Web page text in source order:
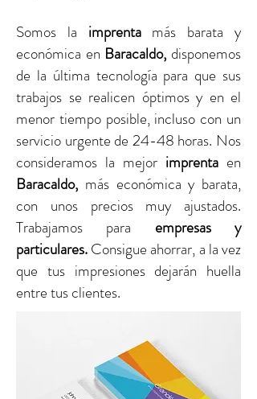
Somos la imprentamás barata y
económica en Baracaldo, disponemos
de la última tecnología para que sus
trabajos se realicen óptimos y en el
menor tiempo posible, incluso con un
servicio urgente de 24-48 horas. Nos
consideramos la mejor imprenta en
Baracaldo, más económica y barata,
con unos precios muy ajustados.
Trabajamos para empresas y
particulares.Consigue ahorrar, a la vez
que tus impresiones dejarán huella
entre tus clientes.